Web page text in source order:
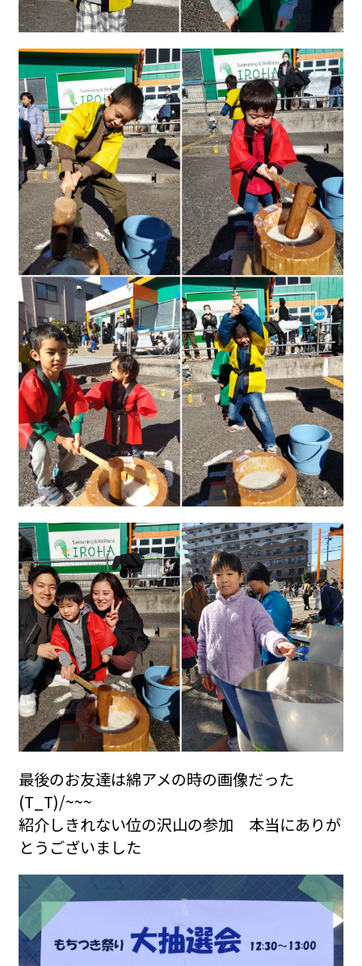
最後のお友達は綿アメの時の画像だった
(T_T)/~~~
紹介しきれない位の沢山の参加 本当にありが
とうございました